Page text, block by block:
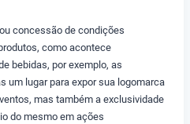
concessão de condições
como acontece
bebidas, por exemplo, as
um lugar para expor sua logomarca
mas também a exclusividade
do mesmo em ações